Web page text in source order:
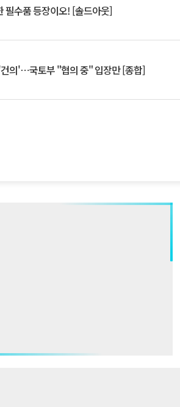
수품 등장이오! [솔드아웃]
의'⋯국토부 "협의 중" 입장만 [종합]